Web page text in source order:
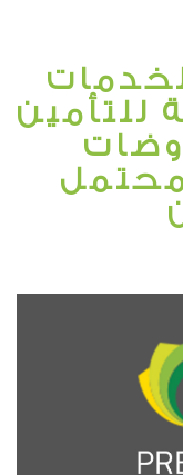
للتأمين
محتمل